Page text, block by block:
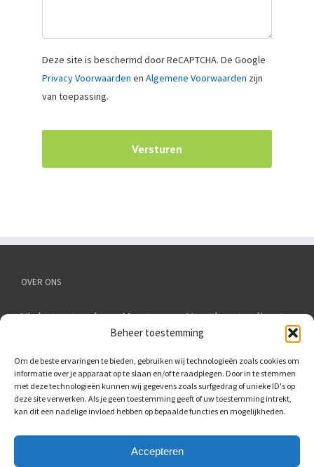
Beheer toestemming
Om de beste ervaringen te bieden, gebruiken wij technologieën zoals cookies om
informatie over je apparaat op te slaan en/of te raadplegen. Door in te stemmen
met deze technologieën kunnen wij gegevens zoals surfgedrag of unieke ID's op
deze site verwerken. Als je geen toestemming geeft of uw toestemming intrekt,
kan dit een nadelige invloed hebben op bepaalde functies en mogelijkheden.
Accepteren
Deze site is beschermd door ReCAPTCHA. De Google
Privacy Voorwaarden en Algemene Voorwaarden zijn
van toepassing.
Versturen
OVER ONS
Via het netwerk van Maarten van Hout komt u direct
in contact met keukenspecialisten en
ervaring, vakwerk tegen aantrekkelijke prijzen.